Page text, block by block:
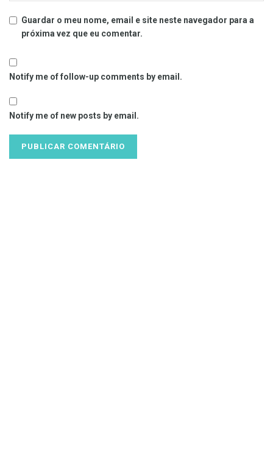
Guardar o meu nome, email e site neste navegador para a
próxima vez que eu comentar.
Notify me of follow-up comments by email.
Notify me of new posts by email.